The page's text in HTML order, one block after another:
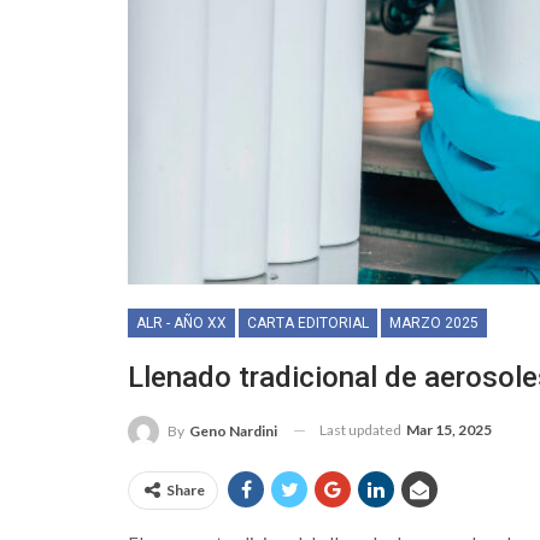
ALR - AÑO XX CARTA EDITORIAL MARZO 2025
Llenado tradicional de
By Geno Nardini Last updated Mar 15, 2025
Share